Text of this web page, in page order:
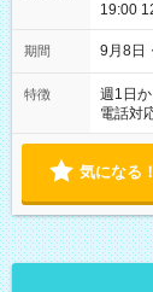
19:00 12:30～22:00 上
時間は
期間 9月8日
特徴 週1日
電話対
気になる！